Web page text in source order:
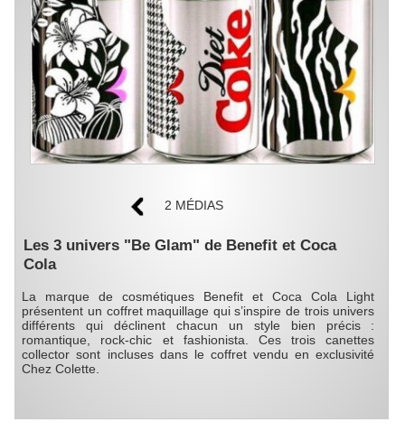
2 MÉDIAS
Les 3 univers "Be Glam" de Benefit et Coca
Cola
La marque de cosmétiques Benefit et Coca Cola Light
présentent un coffret maquillage qui s’inspire de trois univers
différents qui déclinent chacun un style bien précis :
romantique, rock-chic et fashionista. Ces trois canettes
collector sont incluses dans le coffret vendu en exclusivité
Chez Colette.